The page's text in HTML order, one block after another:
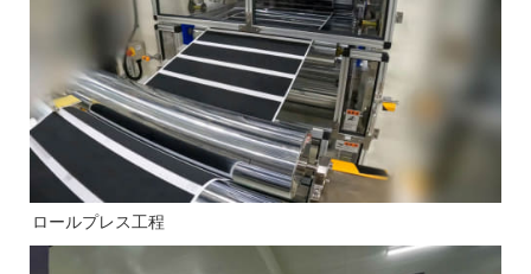
ロールプレス工程